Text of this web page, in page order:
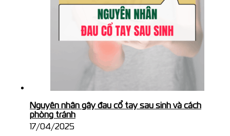
Nguyên nhân gây đau cổ tay sau sinh và cách
phòng tránh
17/04/2025